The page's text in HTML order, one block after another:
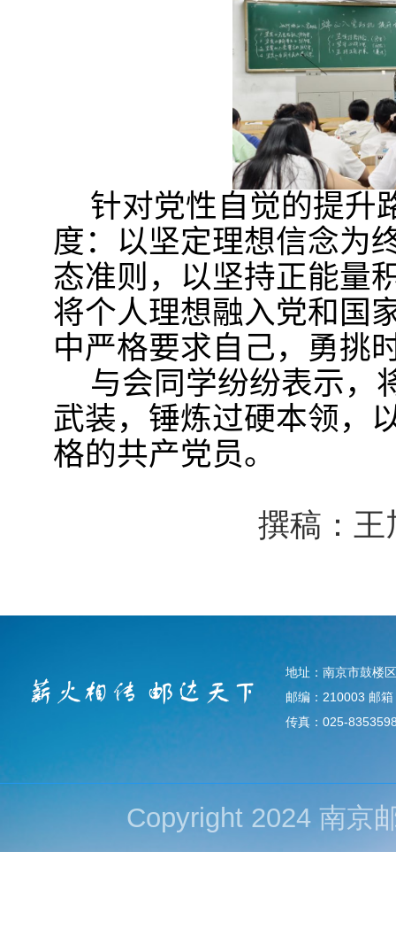
针对党性自觉的提升
度：以坚定理想信念为
态准则，以坚持正能量
将个人理想融入党和国
中严格要求自己，勇挑
与会同学纷纷表示，
武装，锤炼过硬本领，
格的共产党员。
撰稿：
地址：南京市鼓楼
邮编：210003 邮
传真：025-
Copyright 2024 南京